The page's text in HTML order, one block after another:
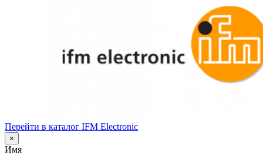
Перейти в каталог IFM Electronic
×
Имя